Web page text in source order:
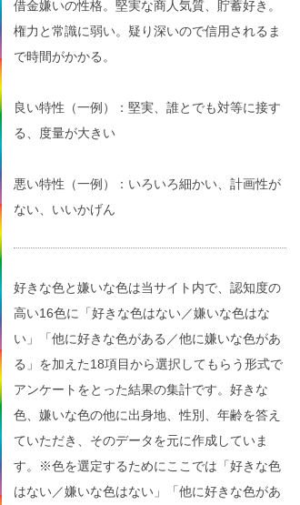
借金嫌いの性格。堅実な商人気質、貯蓄好き。
権力と常識に弱い。疑り深いので信用されるま
で時間がかかる。
良い特性（一例）：堅実、誰とでも対等に接す
る、度量が大きい
悪い特性（一例）：いろいろ細かい、計画性が
ない、いいかげん
好きな色と嫌いな色は当サイト内で、認知度の
高い16色に「好きな色はない／嫌いな色はな
い」「他に好きな色がある／他に嫌いな色があ
る」を加えた18項目から選択してもらう形式で
アンケートをとった結果の集計です。好きな
色、嫌いな色の他に出身地、性別、年齢を答え
ていただき、そのデータを元に作成していま
す。※色を選定するためにここでは「好きな色
はない／嫌いな色はない」「他に好きな色があ